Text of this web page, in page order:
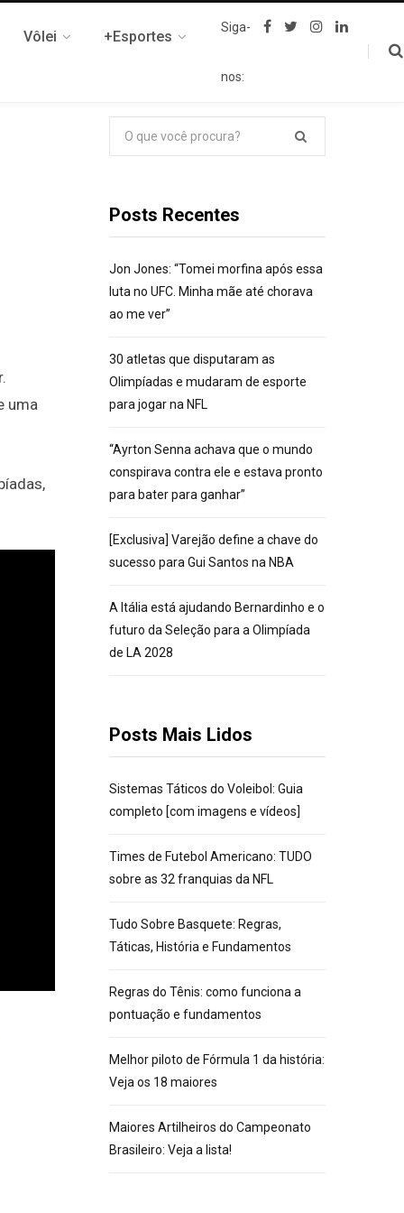
Vôlei +Esportes
Siga-
nos:
F
I
L
uma
Pesquisar
por:
Posts Recentes
Jon Jones: “Tomei morfina após essa
luta no UFC. Minha mãe até chorava
ao me ver”
30 atletas que disputaram as
Olimpíadas e mudaram de esporte
para jogar na NFL
“Ayrton Senna achava que o mundo
conspirava contra ele e estava pronto
para bater para ganhar”
[Exclusiva] Varejão define a chave do
sucesso para Gui Santos na NBA
A Itália está ajudando Bernardinho e o
futuro da Seleção para a Olimpíada
de LA 2028
Posts Mais Lidos
Sistemas Táticos do Voleibol: Guia
completo [com imagens e vídeos]
Times de Futebol Americano: TUDO
sobre as 32 franquias da NFL
Tudo Sobre Basquete: Regras,
Táticas, História e Fundamentos
Regras do Tênis: como funciona a
pontuação e fundamentos
Melhor piloto de Fórmula 1 da história:
Veja os 18 maiores
Maiores Artilheiros do Campeonato
Brasileiro: Veja a lista!